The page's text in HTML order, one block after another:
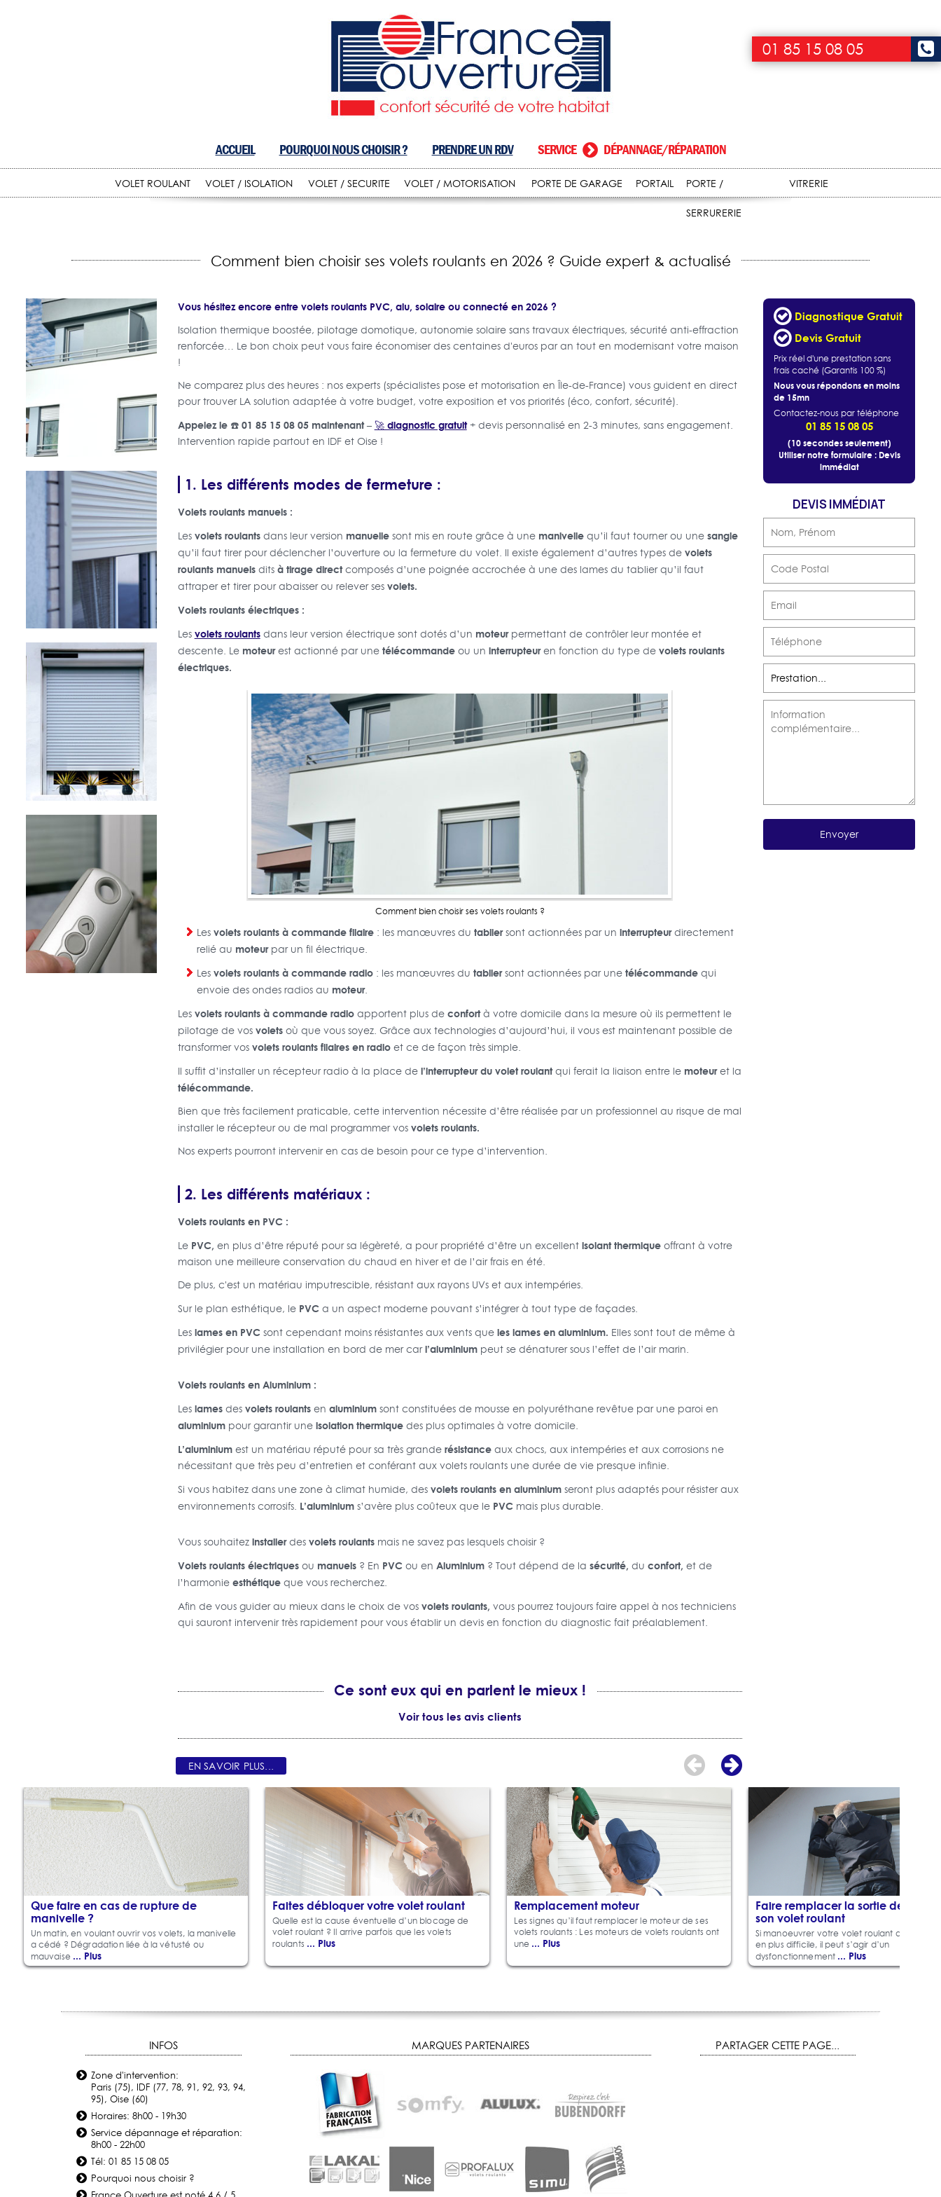
01 85 15 08 05
ACCUEIL POURQUOI NOUS CHOISIR ? PRENDRE UN RDV SERVICE DÉPANNAGE/RÉPARATION
VOLET ROULANT VOLET / ISOLATION VOLET / SECURITE VOLET / MOTORISATION PORTE DE GARAGE PORTAIL PORTE /
SERRURERIE
VITRERIE
Comment bien choisir ses volets roulants en 2026 ? Guide expert & actualisé
Vous hésitez encore entre volets roulants PVC, alu, solaire ou connecté en 2026 ?
Isolation thermique boostée, pilotage domotique, autonomie solaire sans travaux électriques, sécurité anti-effraction
renforcée… Le bon choix peut vous faire économiser des centaines d'euros par an tout en modernisant votre maison
!
Ne comparez plus des heures : nos experts (spécialistes pose et motorisation en Île-de-France) vous guident en direct
pour trouver LA solution adaptée à votre budget, votre exposition et vos priorités (éco, confort, sécurité).
Appelez le ☎️ 01 85 15 08 05 maintenant– 🚀 diagnostic gratuit+ devis personnalisé en 2-3 minutes, sans engagement.
Intervention rapide partout en IDF et Oise !
1. Les différents modes de fermeture :
Volets roulants manuels :
Les volets roulantsdans leur version manuellesont mis en route grâce à une manivellequ’il faut tourner ou une sangle
qu’il faut tirer pour déclencher l’ouverture ou la fermeture du volet. Il existe également d’autres types de volets
roulants manuelsdits à tirage directcomposés d’une poignée accrochée à une des lames du tablier qu’il faut
attraper et tirer pour abaisser ou relever ses volets.
Volets roulants électriques :
Les volets roulantsdans leur version électrique sont dotés d’un moteurpermettant de contrôler leur montée et
descente. Le moteurest actionné par une télécommandeou un interrupteuren fonction du type de volets roulants
électriques.
Comment bien choisir ses volets roulants ?
Les volets roulants à commande filaire: les manœuvres du tabliersont actionnées par un interrupteurdirectement
relié au moteurpar un fil électrique.
Les volets roulants à commande radio: les manœuvres du tabliersont actionnées par une télécommandequi
envoie des ondes radios au moteur.
Les volets roulants à commande radioapportent plus de confortà votre domicile dans la mesure où ils permettent le
pilotage de vos voletsoù que vous soyez. Grâce aux technologies d’aujourd’hui, il vous est maintenant possible de
transformer vos volets roulants filaires en radioet ce de façon très simple.
Il suffit d’installer un récepteur radio à la place de l’interrupteur du volet roulantqui ferait la liaison entre le moteuret la
télécommande.
Bien que très facilement praticable, cette intervention nécessite d’être réalisée par un professionnel au risque de mal
installer le récepteur ou de mal programmer vos volets roulants.
Nos experts pourront intervenir en cas de besoin pour ce type d’intervention.
2. Les différents matériaux :
Volets roulants en PVC :
Le PVC, en plus d’être réputé pour sa légèreté, a pour propriété d’être un excellent isolant thermiqueoffrant à votre
maison une meilleure conservation du chaud en hiver et de l’air frais en été.
De plus, c'est un matériau imputrescible, résistant aux rayons UVs et aux intempéries.
Sur le plan esthétique, le PVC a un aspect moderne pouvant s’intégrer à tout type de façades.
Les lames en PVC sont cependant moins résistantes aux vents que les lames en aluminium. Elles sont tout de même à
privilégier pour une installation en bord de mer carl’aluminiumpeut se dénaturer sous l’effet de l’air marin.
Volets roulants en Aluminium :
Les lamesdes volets roulantsen aluminiumsont constituées de mousse en polyuréthane revêtue par une paroi en
aluminiumpour garantir une isolation thermiquedes plus optimales à votre domicile.
L’aluminiumest un matériau réputé pour sa très grande résistanceaux chocs, aux intempéries et aux corrosions ne
nécessitant que très peu d’entretien et conférant aux volets roulants une durée de vie presque infinie.
Si vous habitez dans une zone à climat humide, des volets roulants en aluminiumseront plus adaptés pour résister aux
environnements corrosifs. L’aluminiums’avère plus coûteux que le PVC mais plus durable.
Vous souhaitez installerdes volets roulantsmais ne savez pas lesquels choisir ?
Volets roulants électriquesou manuels? En PVC ou en Aluminium? Tout dépend de la sécurité, du confort, et de
l’harmonie esthétiqueque vous recherchez.
Afin de vous guider au mieux dans le choix de vos volets roulants, vous pourrez toujours faire appel à nos techniciens
qui sauront intervenir très rapidement pour vous établir un devis en fonction du diagnostic fait préalablement.
Ce sont eux qui en parlent le mieux !
Voir tous les avis clients
EN SAVOIR PLUS...
Que faire en cas de rupture de
manivelle ?
Un matin, en voulant ouvrir vos volets, la manivelle
a cédé ? Dégradation liée à la vétusté ou
mauvaise ... Plus
Faites débloquer votre volet roulant
Quelle est la cause éventuelle d’un blocage de
volet roulant ? Il arrive parfois que les volets
roulants ... Plus
Remplacement moteur
Les signes qu’il faut remplacer le moteur de ses
volets roulants : Les moteurs de volets roulants ont
une ... Plus
Faire remplacer la sortie de
son volet roulant
Si manoeuvrer votre volet roulant devient de
en plus difficile, il peut s’agir d’un
dysfonctionnement ... Plus
Diagnostique Gratuit
Devis Gratuit
Prix réel d'une prestation sans
frais caché (Garantis 100 %)
Nous vous répondons en moins
de 15mn
Contactez-nous par téléphone
01 85 15 08 05
(10 secondes seulement)
Utiliser notre formulaire : Devis
immédiat
DEVIS IMMÉDIAT
INFOS
Zone d'intervention:
Paris (75), IDF (77, 78, 91, 92, 93, 94,
95), Oise (60)
Horaires: 8h00 - 19h30
Service dépannage et réparation:
8h00 - 22h00
Tél: 01 85 15 08 05
Pourquoi nous choisir ?
MARQUES PARTENAIRES PARTAGER CETTE PAGE...